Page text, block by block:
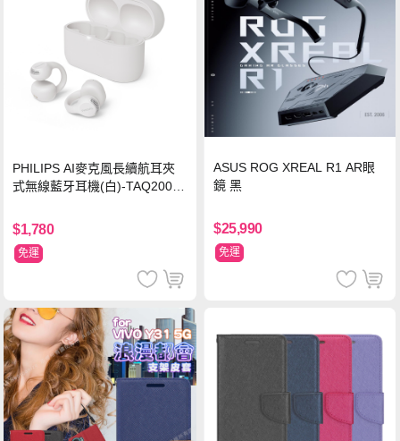
PHILIPS AI麥克風長續航耳夾
式無線藍牙耳機(白)-TAQ2000
$1,780
免運
ASUS ROG XREAL R1 AR眼
鏡 黑
$25,990
免運